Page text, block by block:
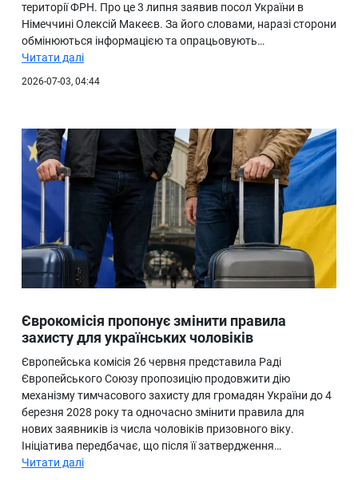
території ФРН. Про це 3 липня заявив посол України в
Німеччині Олексій Макеєв. За його словами, наразі сторони
обмінюються інформацією та опрацьовують…
Читати далі
2026-07-03, 04:44
Єврокомісія пропонує змінити правила
захисту для українських чоловіків
Європейська комісія 26 червня представила Раді
Європейського Союзу пропозицію продовжити дію
механізму тимчасового захисту для громадян України до 4
березня 2028 року та одночасно змінити правила для
нових заявників із числа чоловіків призовного віку.
Ініціатива передбачає, що після її затвердження…
Читати далі